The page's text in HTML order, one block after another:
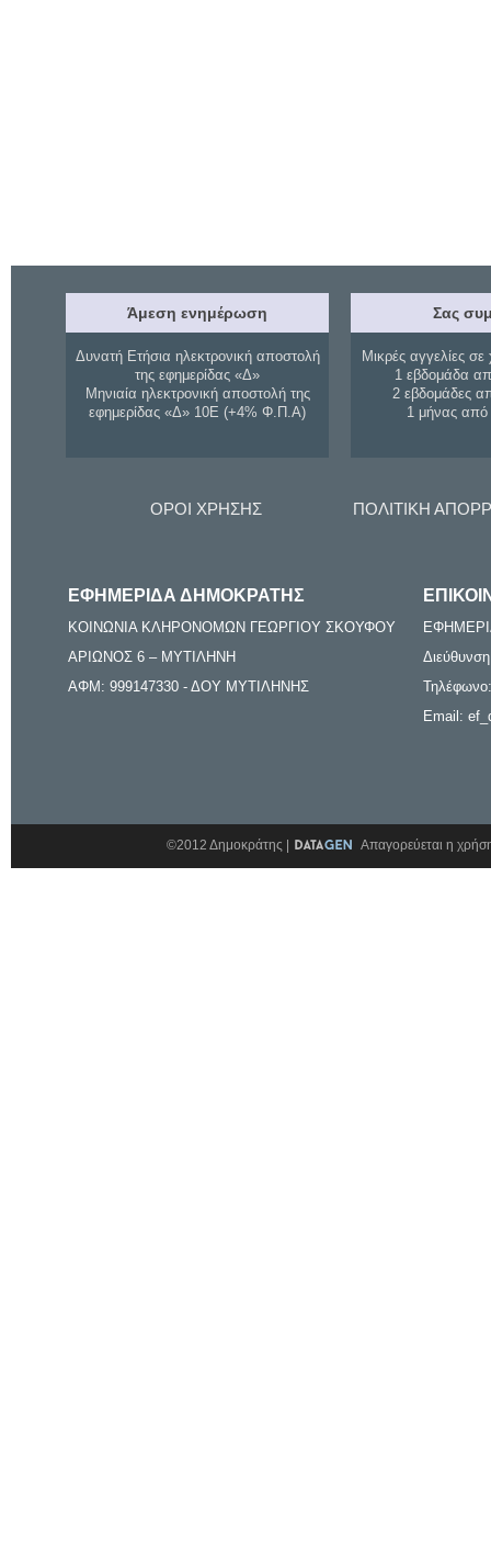
Άμεση ενημέρωση
Δυνατή Ετήσια ηλεκτρονική αποστολή
της εφημερίδας «Δ»
Μηνιαία ηλεκτρονική αποστολή της
εφημερίδας «Δ» 10Ε (+4% Φ.Π.Α)
Σας
Μικρές αγγελίες σε
1 εβδομάδα
2 εβδομάδες
1 μήνας
ΟΡΟΙ ΧΡΗΣΗΣ ΠΟΛΙΤΙΚΗ
ΕΦΗΜΕΡΙΔΑ ΔΗΜΟΚΡΑΤΗΣ
ΚΟΙΝΩΝΙΑ ΚΛΗΡΟΝΟΜΩΝ ΓΕΩΡΓΙΟΥ ΣΚΟΥΦΟΥ
ΑΡΙΩΝΟΣ 6 – ΜΥΤΙΛΗΝΗ
ΑΦΜ: 999147330 - ΔΟΥ ΜΥΤΙΛΗΝΗΣ
Email:
©2012 Δημοκράτης | Απαγορεύεται η